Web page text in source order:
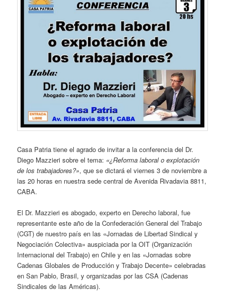
Casa Patria tiene el agrado de invitar a la conferencia del Dr.
Diego Mazzieri sobre el tema: «¿Reforma laboral o explotación
de los trabajadores?», que se dictará el viernes 3 de noviembre a
las 20 horas en nuestra sede central de Avenida Rivadavia 8811,
CABA.
El Dr. Mazzieri es abogado, experto en Derecho laboral, fue
representante este año de la Confederación General del Trabajo
(CGT) de nuestro país en las «Jornadas de Libertad Sindical y
Negociación Colectiva» auspiciada por la OIT (Organización
Internacional del Trabajo) en Chile y en las «Jornadas sobre
Cadenas Globales de Producción y Trabajo Decente» celebradas
en San Pablo, Brasil, y organizadas por las CSA (Cadenas
Sindicales de las Américas).